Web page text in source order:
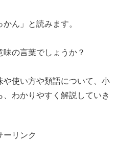
ん」と読みます。
味の言葉でしょうか？
や使い方や類語について、小
わかりやすく解説していき
ーリンク